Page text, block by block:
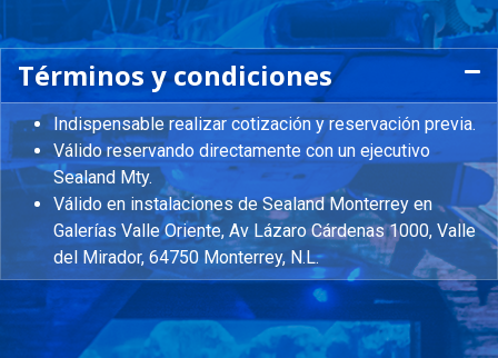
Términos y condiciones
Indispensable realizar cotización y reservación previa.
Válido reservando directamente con un ejecutivo
Sealand Mty.
Válido en instalaciones de Sealand Monterrey en
Galerías Valle Oriente, Av Lázaro Cárdenas 1000, Valle
del Mirador, 64750 Monterrey, N.L.